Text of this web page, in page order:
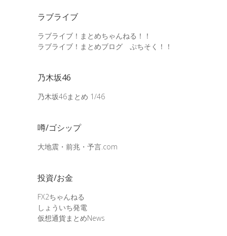
ラブライブ
ラブライブ！まとめちゃんねる！！
ラブライブ！まとめブログ ぷちそく！！
乃木坂46
乃木坂46まとめ 1/46
噂/ゴシップ
大地震・前兆・予言.com
投資/お金
FX2ちゃんねる
しょういち発電
仮想通貨まとめNews